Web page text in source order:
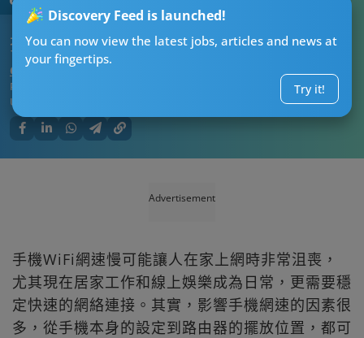
Discovery Feed is launched!
You can now view the latest jobs, articles and news at
your fingertips.
Try it!
官方教避開4大設定陷阱 手機設定+Router
擺位全攻略
CTgoodjobs’ Editor
Published:
Updated:
Advertisement
手機WiFi網速慢可能讓人在家上網時非常沮喪，
尤其現在居家工作和線上娛樂成為日常，更需要穩
定快速的網絡連接。其實，影響手機網速的因素很
多，從手機本身的設定到路由器的擺放位置，都可